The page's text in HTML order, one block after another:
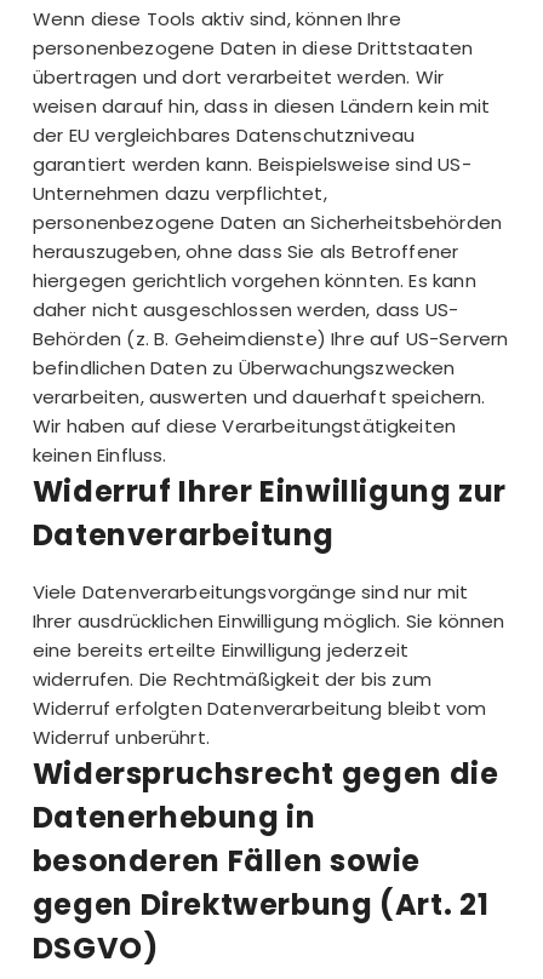
Wenn diese Tools aktiv sind, können Ihre
personenbezogene Daten in diese Drittstaaten
übertragen und dort verarbeitet werden. Wir
weisen darauf hin, dass in diesen Ländern kein mit
der EU vergleichbares Datenschutzniveau
garantiert werden kann. Beispielsweise sind US-
Unternehmen dazu verpflichtet,
personenbezogene Daten an Sicherheitsbehörden
herauszugeben, ohne dass Sie als Betroffener
hiergegen gerichtlich vorgehen könnten. Es kann
daher nicht ausgeschlossen werden, dass US-
Behörden (z. B. Geheimdienste) Ihre auf US-Servern
befindlichen Daten zu Überwachungszwecken
verarbeiten, auswerten und dauerhaft speichern.
Wir haben auf diese Verarbeitungstätigkeiten
keinen Einfluss.
Widerruf Ihrer Einwilligung zur
Datenverarbeitung
Viele Datenverarbeitungsvorgänge sind nur mit
Ihrer ausdrücklichen Einwilligung möglich. Sie können
eine bereits erteilte Einwilligung jederzeit
widerrufen. Die Rechtmäßigkeit der bis zum
Widerruf erfolgten Datenverarbeitung bleibt vom
Widerruf unberührt.
Widerspruchsrecht gegen die
Datenerhebung in
besonderen Fällen sowie
gegen Direktwerbung (Art. 21
DSGVO)